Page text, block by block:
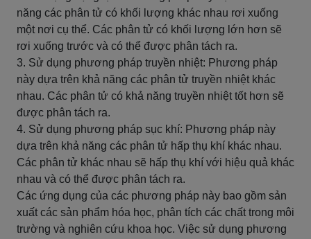
năng các phân tử có khối lượng khác nhau rơi xuống
một nơi cụ thể. Các phân tử có khối lượng lớn hơn sẽ
rơi xuống trước và có thể được phân tách ra.
3. Sử dụng phương pháp truyền nhiệt: Phương pháp
này dựa trên khả năng các phân tử truyền nhiệt khác
nhau. Các phân tử có khả năng truyền nhiệt tốt hơn sẽ
được phân tách ra.
4. Sử dụng phương pháp sục khí: Phương pháp này
dựa trên khả năng các phân tử hấp thụ khí khác nhau.
Các phân tử khác nhau sẽ hấp thụ khí với hiệu quả khác
nhau và có thể được phân tách ra.
Các ứng dụng của các phương pháp này bao gồm sản
xuất các sản phẩm hóa học, phân tích các chất trong môi
trường và nghiên cứu khoa học. Việc sử dụng phương